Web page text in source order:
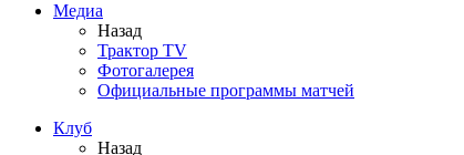
Медиа
Назад
Трактор TV
Фотогалерея
Официальные программы матчей
Клуб
Назад